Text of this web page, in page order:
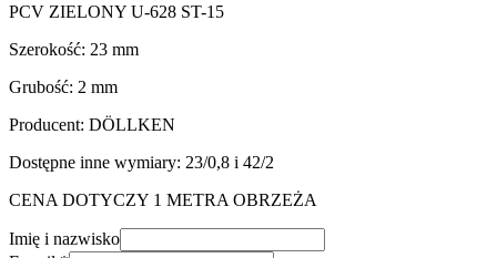
PCV ZIELONY U-628 ST-15
Szerokość: 23 mm
Grubość: 2 mm
Producent: DÖLLKEN
Dostępne inne wymiary: 23/0,8 i 42/2
CENA DOTYCZY 1 METRA OBRZEŻA
Imię i nazwisko